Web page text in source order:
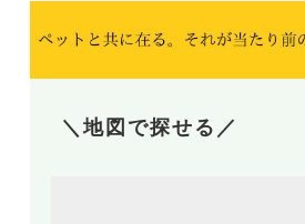
＼地図で探せる／